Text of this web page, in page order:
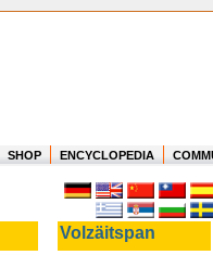
in the world have you flown?
long have you been in the air?
your own FlightMemory and see!
SHOP ENCYCLOPEDIA
Volzäitspan